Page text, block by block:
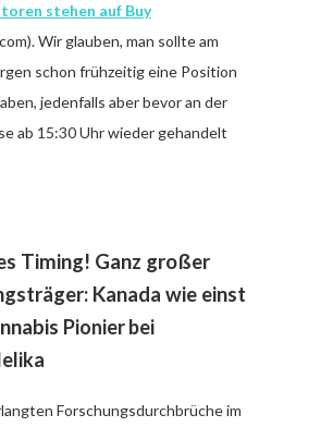
stehen auf Buy
Wir glauben, man sollte am
schon frühzeitig eine Position
jedenfalls aber bevor an der
ab 15:30 Uhr wieder gehandelt
Timing! Ganz großer
Kanada wie einst
Pionier bei
Forschungsdurchbrüche im